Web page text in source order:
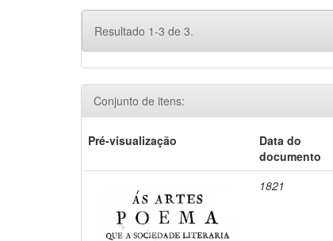
Resultado 1-3 de 3.
Conjunto de itens:
Pré-visualização
Data do
documento
1821